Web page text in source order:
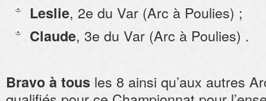
Leslie, 2e du Var (Arc à Poulies) ;
Claude, 3e du Var (Arc à Poulies) .
Bravo à tous les 8 ainsi qu’aux autres